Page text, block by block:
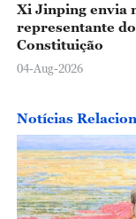
Xi Jinping envia
representante
Constituição
04-Aug-2026
Notícias